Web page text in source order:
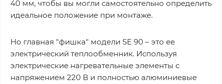
40 мм, чтобы вы могли самостоятельно определить
идеальное положение при монтаже.
Но главная "фишка" модели SE 90 – это ее
электрический теплообменник. Используя
электрические нагревательные элементы с
напряжением 220 В и полностью алюминиевые